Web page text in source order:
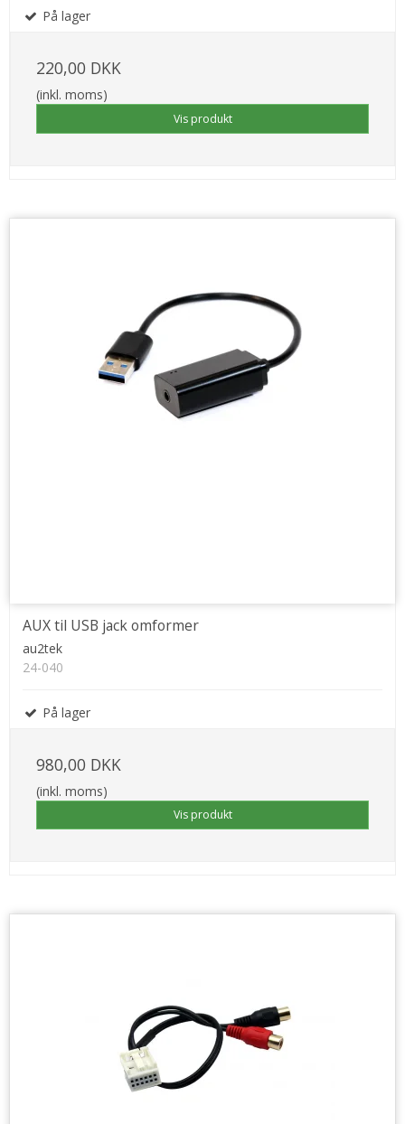
På lager
220,00 DKK
(inkl. moms)
Vis produkt
AUX til USB jack omformer
au2tek
24-040
På lager
980,00 DKK
(inkl. moms)
Vis produkt